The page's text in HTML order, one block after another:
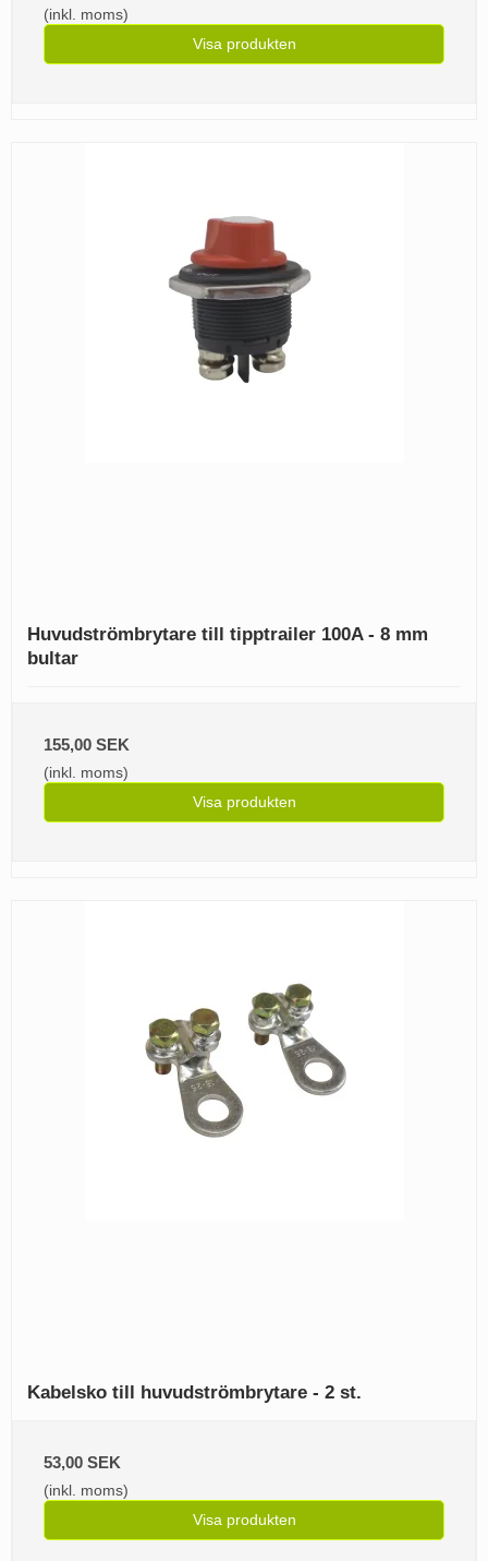
(inkl. moms)
Visa produkten
Huvudströmbrytare till tipptrailer 100A - 8 mm
bultar
155,00 SEK
(inkl. moms)
Visa produkten
Kabelsko till huvudströmbrytare - 2 st.
53,00 SEK
(inkl. moms)
Visa produkten